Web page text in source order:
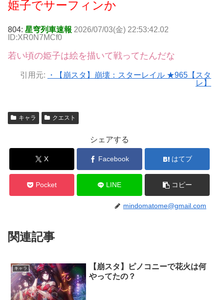
姫子でサーフィンか
804: 星穹列車速報 2026/07/03(金) 22:53:42.02
ID:XR0N7MCf0
若い頃の姫子は絵を描いて戦ってたんだな
引用元:
・【崩スタ】崩壊：スターレイル ★965【スタ
レ】
キャラ クエスト
シェアする
X Facebook はてブ
Pocket LINE コピー
mindomatome@gmail.com
関連記事
キャラ
【崩スタ】ピノコニーで花火は何
やってたの？